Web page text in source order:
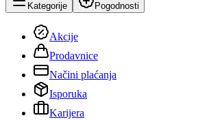
Kategorije Pogodnosti
Akcije
Prodavnice
Načini plaćanja
Isporuka
Karijera